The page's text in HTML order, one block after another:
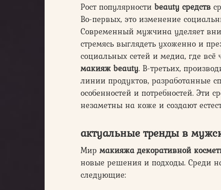
Рост популярности beauty средств
Во-первых, это изменение
Современный мужчина уделяет
стремясь выглядеть ухоженно и
социальных сетей и медиа, где
макияж beauty. В-третьих,
линии продуктов, разработанные
особенностей и потребностей. Эти
незаметны на коже и создают
актуальные тренды в
Мир макияжа декоративной
новые решения и подходы. Среди
следующие: